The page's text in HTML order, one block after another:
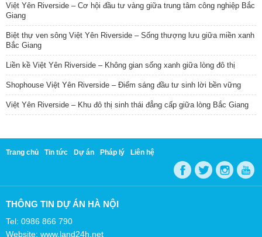
Việt Yên Riverside – Cơ hội đầu tư vàng giữa trung tâm công nghiệp Bắc
Giang
Biệt thự ven sông Việt Yên Riverside – Sống thượng lưu giữa miền xanh
Bắc Giang
Liền kề Việt Yên Riverside – Không gian sống xanh giữa lòng đô thị
Shophouse Việt Yên Riverside – Điểm sáng đầu tư sinh lời bền vững
Việt Yên Riverside – Khu đô thị sinh thái đẳng cấp giữa lòng Bắc Giang
Trang chủ Tin tức Dự án Pháp lý Liên hệ
THÔNG TIN DỰ ÁN HÀ NỘI
Tel: 0986 866 790
Website: www.land24h.net